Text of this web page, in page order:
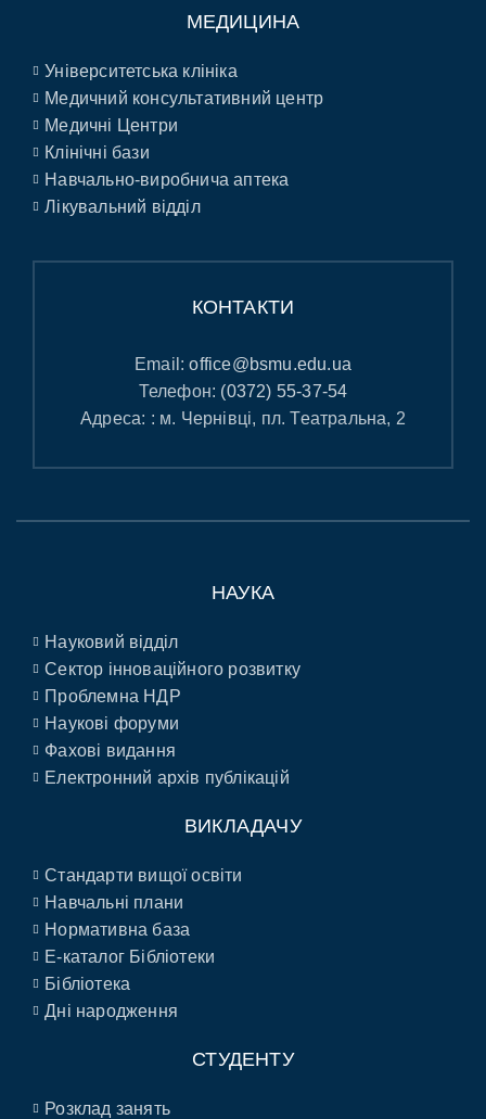
МЕДИЦИНА
Університетська клініка
Медичний консультативний центр
Медичні Центри
Клінічні бази
Навчально-виробнича аптека
Лікувальний відділ
КОНТАКТИ
Email:office@bsmu.edu.ua
Телефон: (0372) 55-37-54
Адреса: : м. Чернівці, пл. Театральна, 2
НАУКА
Науковий відділ
Сектор інноваційного розвитку
Проблемна НДР
Наукові форуми
Фахові видання
Електронний архів публікацій
ВИКЛАДАЧУ
Стандарти вищої освіти
Навчальні плани
Нормативна база
E-каталог Бібліотеки
Бібліотека
Дні народження
СТУДЕНТУ
Розклад занять